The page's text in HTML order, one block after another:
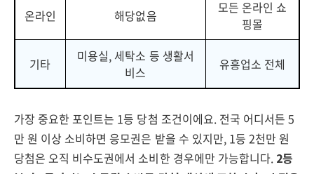
온라인 해당없음
모든 온라인 쇼
핑몰
기타
미용실, 세탁소 등 생활서
비스
유흥업소 전체
가장 중요한 포인트는 1등 당첨 조건이에요. 전국 어디서든 5
만 원 이상 소비하면 응모권은 받을 수 있지만, 1등 2천만 원
당첨은 오직 비수도권에서 소비한 경우에만 가능합니다. 2등